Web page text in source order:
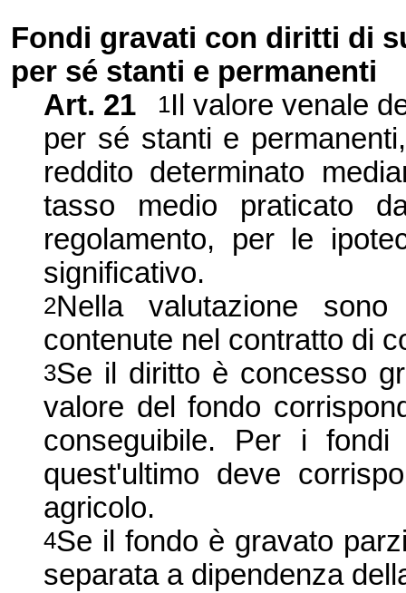
Fondi gravati con diritti di
per sé stanti e permanenti
Art. 21
1Il valore venale
per sé stanti e
reddito determinato
tasso medio praticato
regolamento, per le
significativo.
2Nella valutazione
contenute nel contratto di
3Se il diritto è concesso
valore del fondo
conseguibile. Per i
quest'ultimo deve
agricolo.
4Se il fondo è gravato
separata a dipendenza